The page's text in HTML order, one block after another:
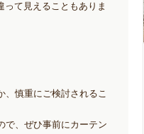
て見えることもありま
、慎重にご検討されるこ
で、ぜひ事前にカーテン